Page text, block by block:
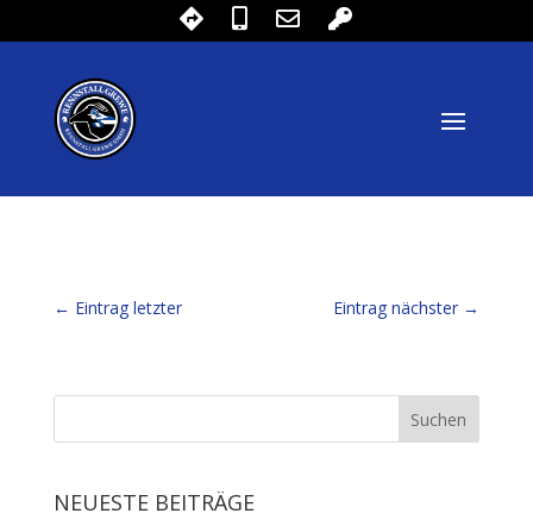
← Eintrag letzter Eintrag nächster →
NEUESTE BEITRÄGE